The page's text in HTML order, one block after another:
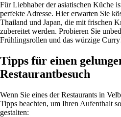
Für Liebhaber der asiatischen Küche
perfekte Adresse. Hier erwarten Sie
Thailand und Japan, die mit frischen
zubereitet werden. Probieren Sie
Frühlingsrollen und das würzige
Tipps für einen
Restaurantbesuch
Wenn Sie eines der Restaurants in
Tipps beachten, um Ihren Aufenthalt
gestalten: